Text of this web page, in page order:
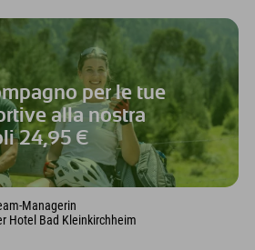
per le tue
alla nostra
24,95 €
Managerin
Hotel Bad Kleinkirchheim